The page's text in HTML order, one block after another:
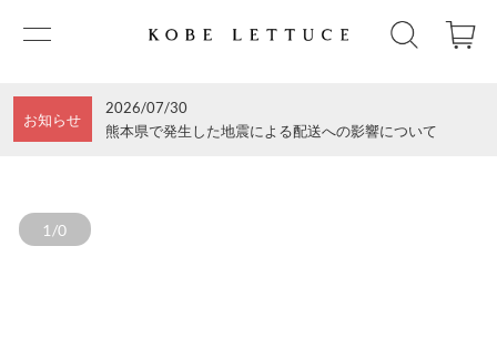
お知らせ
2026/07/30
熊本県で発生した地震による配送への影響について
1/0